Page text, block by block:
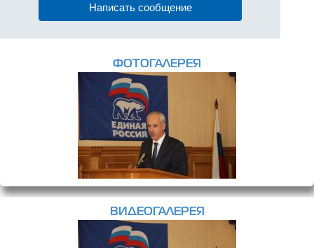
Написать сообщение
ФОТОГАЛЕРЕЯ
ВИДЕОГАЛЕРЕЯ